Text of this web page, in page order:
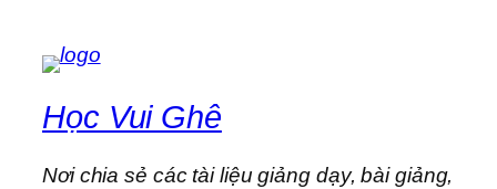
Học Vui Ghê
Nơi chia sẻ các tài liệu giảng dạy, bài giảng,